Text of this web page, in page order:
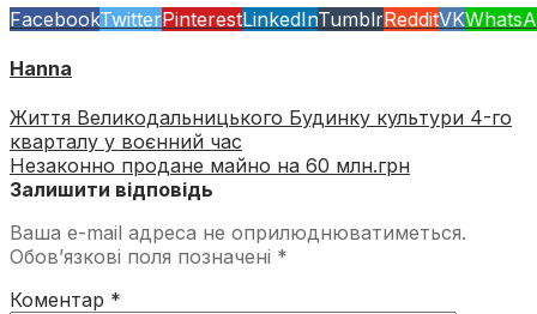
FacebookTwitterPinterestLinkedInTumblrRedditVK
Hanna
Життя Великодальницького Будинку культури 4-го
кварталу у воєнний час
Незаконно продане майно на 60 млн.грн
Залишити відповідь
Ваша e-mail адреса не оприлюднюватиметься.
Обов’язкові поля позначені *
Коментар *